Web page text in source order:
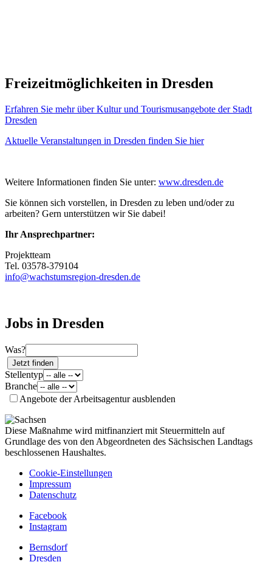
Freizeitmöglichkeiten in Dresden
Erfahren Sie mehr über Kultur und Tourismusangebote der Stadt
Dresden
Aktuelle Veranstaltungen in Dresden finden Sie hier
Weitere Informationen finden Sie unter: www.dresden.de
Sie können sich vorstellen, in Dresden zu leben und/oder zu
arbeiten? Gern unterstützen wir Sie dabei!
Ihr Ansprechpartner:
Projektteam
Tel. 03578-379104
info@wachstumsregion-dresden.de
Jobs in Dresden
Was?
Jetzt finden
Stellentyp
Branche
Angebote der Arbeitsagentur ausblenden
Diese Maßnahme wird mitfinanziert mit Steuermitteln auf
Grundlage des von den Abgeordneten des Sächsischen Landtags
beschlossenen Haushaltes.
Cookie-Einstellungen
Impressum
Datenschutz
Facebook
Instagram
Bernsdorf
Dresden